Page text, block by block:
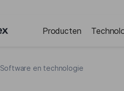
Producten
Software en technologie